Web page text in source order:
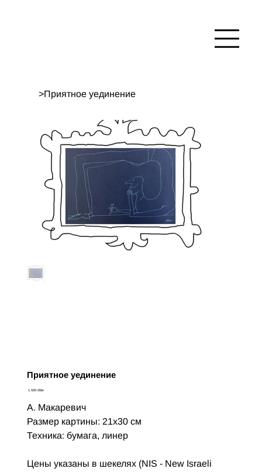
>Приятное уединение
Приятное уединение
Цена‏1,500.00 ‏₪
А. Макаревич
Размер картины: 21х30 см
Техника: бумага, линер
Цены указаны в шекелях (NIS - New Israeli